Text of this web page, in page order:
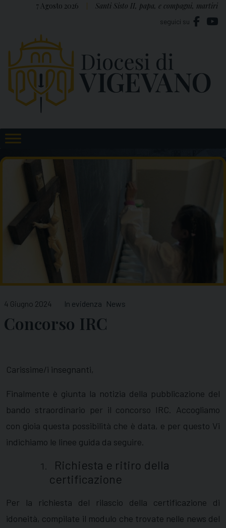
7 Agosto 2026 Santi Sisto II, papa, e compagni, martiri
seguici su
4 Giugno 2024 In evidenza News
Concorso IRC
Carissime/i insegnanti,
Finalmente è giunta la notizia della pubblicazione del
bando straordinario per il concorso IRC. Accogliamo
con gioia questa possibilità che è data, e per questo Vi
indichiamo le linee guida da seguire.
Richiesta e ritiro della
certificazione
Per la richiesta del rilascio della certificazione di
idoneità, compilate il modulo che trovate nelle news del